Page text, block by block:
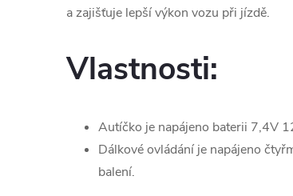
a zajišťuje lepší výkon vozu při jízdě.
Vlastnosti:
Autíčko je napájeno baterii 7,4V
Dálkové ovládání je napájeno
balení.